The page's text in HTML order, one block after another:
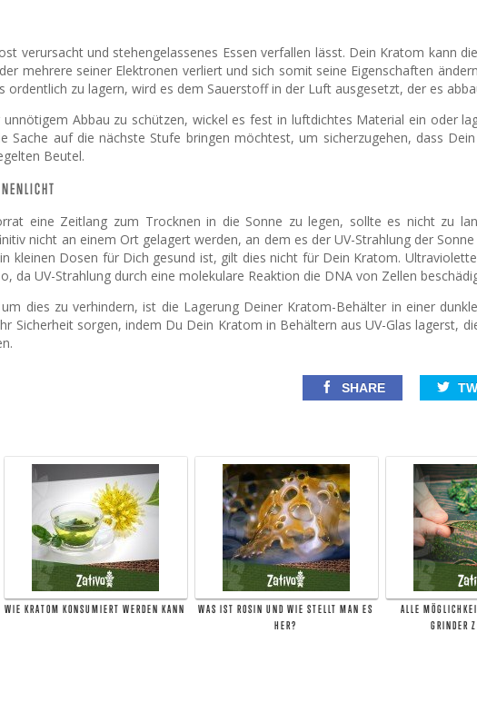
verursacht und stehengelassenes Essen verfallen lässt. Dein Kratom kann
mehrere seiner Elektronen verliert und sich somit seine Eigenschaften
ordentlich zu lagern, wird es dem Sauerstoff in der Luft ausgesetzt, der es
Abbau zu schützen, wickel es fest in luftdichtes Material ein oder
Sache auf die nächste Stufe bringen möchtest, um sicherzugehen, dass
Beutel.
eine Zeitlang zum Trocknen in die Sonne zu legen, sollte es nicht zu
nicht an einem Ort gelagert werden, an dem es der UV-Strahlung der
kleinen Dosen für Dich gesund ist, gilt dies nicht für Dein Kratom.
da UV-Strahlung durch eine molekulare Reaktion die DNA von Zellen
dies zu verhindern, ist die Lagerung Deiner Kratom-Behälter in einer
Sicherheit sorgen, indem Du Dein Kratom in Behältern aus UV-Glas lagerst,
SHARE
WIE KRATOM KONSUMIERT WERDEN KANN
WAS IST ROSIN UND WIE STELLT MAN ES
HER?
ALLE
GRINDER